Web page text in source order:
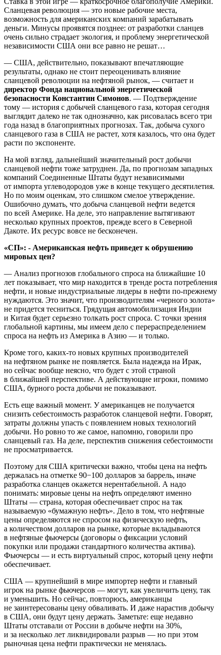
Сланцевая революция — это новые рабочие места,
возможность для американских компаний зарабатывать
деньги. Минусы проявятся позднее: от разработки сланцев
очень сильно страдает экология, и проблему энергетической
независимости США они все равно не решат…
— США, действительно, показывают впечатляющие
результаты, однако не стоит переоценивать влияние
сланцевой революции на нефтяной рынок, — считает и
директор Фонда национальной энергетической
безопасности Константин Симонов. — Подтверждение
тому — история с добычей сланцевого газа, которая сегодня
выглядит далеко не так однозначно, как рисовалась всего три
года назад в благоприятных прогнозах. Так, добыча сухого
сланцевого газа в США не растет, хотя казалось, что она будет
расти по экспоненте.
На мой взгляд, дальнейший значительный рост добычи
сланцевой нефти тоже затруднен. Да, по прогнозам западных
компаний Соединенные Штаты будут независимыми
от импорта углеводородов уже в конце текущего десятилетия.
Но по моим оценкам, это слишком смелое утверждение.
Ошибочно думать, что добыча сланцевой нефти ведется
по всей Америке. На деле, это направление вытягивают
несколько крупных проектов, прежде всего в Северной
Дакоте. Их ресурс вовсе не бесконечен.
«СП»: - Американская нефть приведет к обрушению
мировых цен?
— Анализ прогнозов глобального спроса на ближайшие 10
лет показывает, что мир находится в тренде роста потребления
нефти, и новые индустриальные лидеры в нефти по-прежнему
нуждаются. Это значит, что производителям «черного золота»
не придется тесниться. Грядущая автомобилизация Индии
и Китая будет серьезно толкать рост спроса. С точки зрения
глобальной картины, мы имеем дело с перераспределением
спроса на нефть из Америка в Азию — и только.
Кроме того, каких-то новых крупных производителей
на нефтяном рынке не появляется. Была надежда на Ирак,
но сейчас вообще неясно, что будет с этой страной
в ближайшей перспективе. А действующие игроки, помимо
США, бурного роста добычи не показывают.
Есть еще важный момент. У американцев не получается
снизить себестоимость разработок сланцевой нефти. Говорят,
затраты должны упасть с появлением новых технологий
добычи. Но ровно то же самое, напомню, говорили про
сланцевый газ. На деле, перспектив снижения себестоимости
не просматривается.
Поэтому для США критически важно, чтобы цена на нефть
держалась на отметке 90−100 долларов за баррель, иначе
разработка сланцев окажется нерентабельной. А надо
понимать: мировые цены на нефть определяют именно
Штаты — страна, которая обеспечивает спрос на так
называемую «бумажную нефть». Дело в том, что нефтяные
цены определяются не спросом на физическую нефть,
а количеством долларов на рынке, которые вкладываются
в нефтяные фьючерсы (договоры о фиксации условий
покупки или продажи стандартного количества актива).
Фьючерсы — и есть виртуальный спрос, который цену нефти
обеспечивает.
США — крупнейший в мире импортер нефти и главный
игрок на рынке фьючерсов — могут, как увеличить цену, так
и уменьшить. Но сейчас, повторюсь, американцы
не заинтересованы цену обваливать. И даже нарастив добычу
в США, они будут цену держать. Заметьте: еще недавно
Штаты отставали от России в добыче нефти на 30%,
и за несколько лет ликвидировали разрыв — но при этом
рыночная цена нефти практически не менялась.